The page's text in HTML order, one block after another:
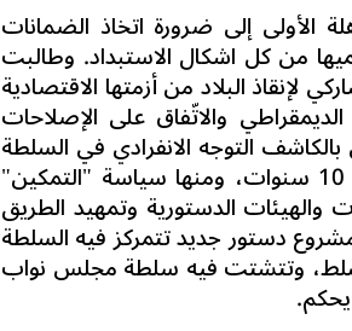
الأولى إلى ضرورة اتخاذ الضمانات
من كل اشكال الاستبداد. وطالبت
لإنقاذ البلاد من أزمتها الاقتصادية
والاتّفاق على الإصلاحات
التوجه الانفرادي في السلطة
والقرار والعودة إلى نفس الممارسات التي عانى منها الشعب خلال 10 سنوات، ومنها سياسة "التمكين"
الدستورية وتمهيد الطريق
دستور جديد تتمركز فيه السلطة
وتتشتت فيه سلطة مجلس نواب